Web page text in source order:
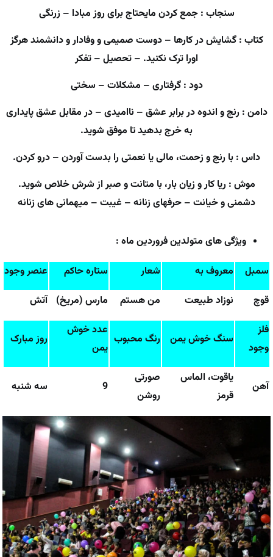
سنجاب : جمع کردن مایحتاج برای روز مبادا – زرنگی
کتاب : گشایش در کارها – دوست صمیمی و وفادار و دانشمند هرگز
اورا ترک نکنید. – تحصیل – تفکر
دود : گرفتاری – مشکلات – سختی
دامن : رنج و اندوه در برابر عشق – ناامیدی – در مقابل عشق پایداری
به خرج بدهید تا موفق شوید.
داس : با رنج و زحمت، مالی یا نعمتی را بدست آوردن – درو کردن.
موش : ریا کار و زیان بار، با متانت و صبر از شرش خلاص شوید.
دشمنی و خیانت – حرفهای زنانه – غیبت – میهمانی های زنانه
ویژگی های متولدین فروردین ماه :
سمبل
معروف به شعار ستاره حاکم
عنصر وجود
قوچ
نوزاد طبیعت من هستم مارس (مریخ) آتش
فلز
وجود
سنگ خوش یمن رنگ محبوب
عدد خوش
یمن
روز مبارک
آهن
یاقوت، الماس
قرمز
صورتی
روشن
9 سه شنبه